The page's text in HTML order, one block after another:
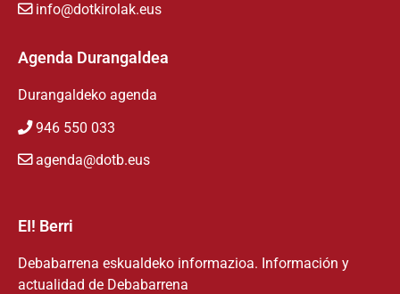
info@dotkirolak.eus
Agenda Durangaldea
Durangaldeko agenda
946 550 033
agenda@dotb.eus
EI! Berri
Debabarrena eskualdeko informazioa. Información y
actualidad de Debabarrena